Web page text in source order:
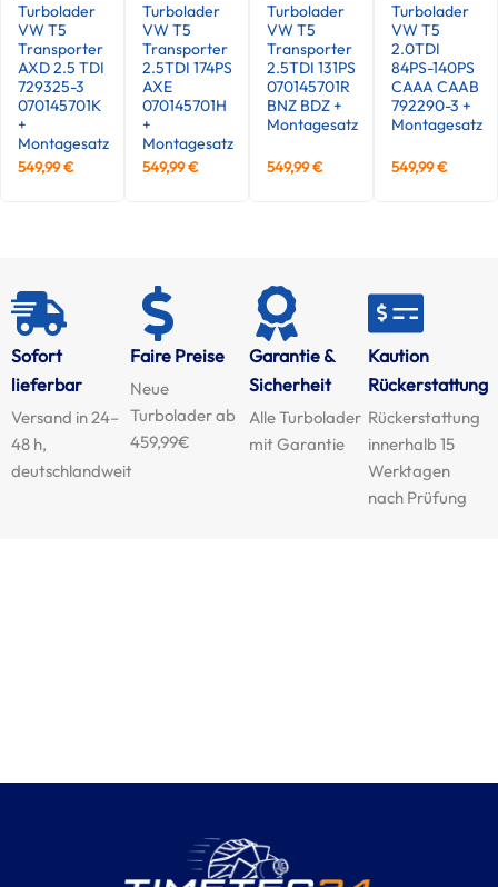
Turbolader
VW T5
Transporter
AXD 2.5 TDI
729325-3
070145701K
+
Montagesatz
549,99€
Turbolader
VW T5
Transporter
2.5TDI 174PS
AXE
070145701H
+
Montagesatz
549,99€
Turbolader
VW T5
Transporter
2.5TDI 131PS
070145701R
BNZ BDZ +
Montagesatz
549,99€
Turbolader
VW T5
2.0TDI
84PS-140PS
CAAA CAAB
792290-3 +
Montagesatz
549,99€
Sofort
lieferbar
Versand in 24–
48 h,
deutschlandweit
Faire Preise
Neue
Turbolader ab
459,99€
Garantie &
Sicherheit
Alle Turbolader
mit Garantie
Kaution
Rückerstattung
Rückerstattung
innerhalb 15
Werktagen
nach Prüfung